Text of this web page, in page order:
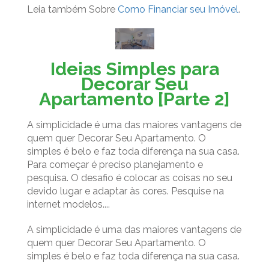
Leia também Sobre Como Financiar seu Imóvel.
Ideias Simples para
Decorar Seu
Apartamento [Parte 2]
A simplicidade é uma das maiores vantagens de
quem quer Decorar Seu Apartamento. O
simples é belo e faz toda diferença na sua casa.
Para começar é preciso planejamento e
pesquisa. O desafio é colocar as coisas no seu
devido lugar e adaptar às cores. Pesquise na
internet modelos....
A simplicidade é uma das maiores vantagens de
quem quer Decorar Seu Apartamento. O
simples é belo e faz toda diferença na sua casa.